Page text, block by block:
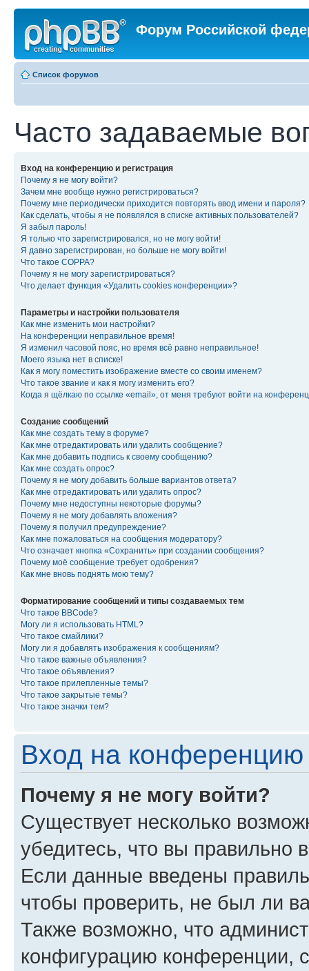
Форум Российской
Список форумов
Часто задаваемые
Вход на конференцию и регистрация
Почему я не могу войти?
Зачем мне вообще нужно регистрироваться?
Почему мне периодически приходится повторять ввод имени и пароля?
Как сделать, чтобы я не появлялся в списке активных пользователей?
Я забыл пароль!
Я только что зарегистрировался, но не могу войти!
Я давно зарегистрирован, но больше не могу войти!
Что такое COPPA?
Почему я не могу зарегистрироваться?
Что делает функция «Удалить cookies конференции»?
Параметры и настройки пользователя
Как мне изменить мои настройки?
На конференции неправильное время!
Я изменил часовой пояс, но время всё равно неправильное!
Моего языка нет в списке!
Как я могу поместить изображение вместе со своим именем?
Что такое звание и как я могу изменить его?
Когда я щёлкаю по ссылке «email», от меня требуют войти на
Создание сообщений
Как мне создать тему в форуме?
Как мне отредактировать или удалить сообщение?
Как мне добавить подпись к своему сообщению?
Как мне создать опрос?
Почему я не могу добавить больше вариантов ответа?
Как мне отредактировать или удалить опрос?
Почему мне недоступны некоторые форумы?
Почему я не могу добавлять вложения?
Почему я получил предупреждение?
Как мне пожаловаться на сообщения модератору?
Что означает кнопка «Сохранить» при создании сообщения?
Почему моё сообщение требует одобрения?
Как мне вновь поднять мою тему?
Форматирование сообщений и типы создаваемых тем
Что такое BBCode?
Могу ли я использовать HTML?
Что такое смайлики?
Могу ли я добавлять изображения к сообщениям?
Что такое важные объявления?
Что такое объявления?
Что такое прилепленные темы?
Что такое закрытые темы?
Что такое значки тем?
Вход на конференцию
Почему я не могу войти?
Существует несколько
убедитесь, что вы правильно
Если данные введены
чтобы проверить, не был ли
Также возможно, что
конфигурацию конференции,